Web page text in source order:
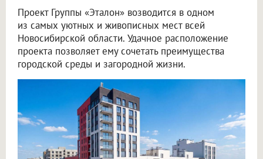
Проект Группы «Эталон» возводится в одном
из самых уютных и живописных мест всей
Новосибирской области. Удачное расположение
проекта позволяет ему сочетать преимущества
городской среды и загородной жизни.